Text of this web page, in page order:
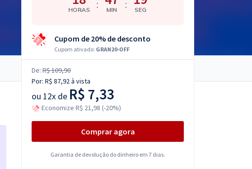
HORAS : MIN : SEG
Cupom de 20% de desconto
Cupom ativado: GRAN20-OFF
De: R$ 109,90
Por: R$ 87,92à vista
ou 12x de R$ 7,33
Economize R$ 21,98 (-20%)
Comprar agora
Garantia de devolução do dinheiro em 7 dias.